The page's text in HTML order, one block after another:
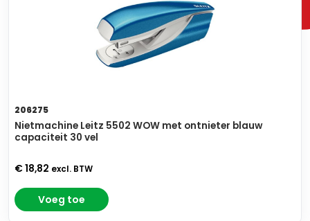
206275
Nietmachine Leitz 5502 WOW met ontnieter blauw
capaciteit 30 vel
€ 18,82 excl. BTW
Voeg toe